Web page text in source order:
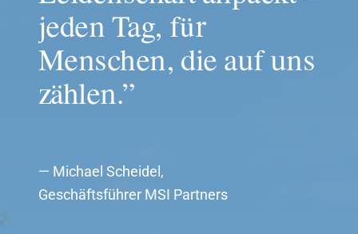
— Michael Scheidel,
Geschäftsführer MSI Partners
jeden Tag, für
Menschen, die auf uns
zählen.”